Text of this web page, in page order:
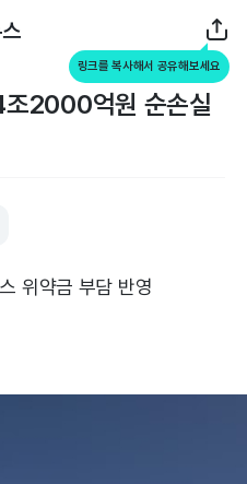
링크를 복사해서 공유해보세요
조2000억원 순손실
위약금 부담 반영